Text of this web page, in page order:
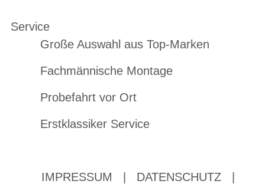
Service
Große Auswahl aus Top-Marken
Fachmännische Montage
Probefahrt vor Ort
Erstklassiker Service
IMPRESSUM DATENSCHUTZ